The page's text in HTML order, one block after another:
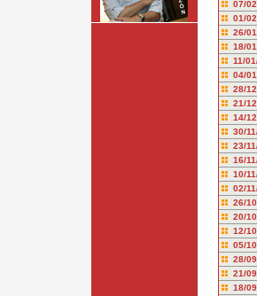
07/
01/
26/
18/
11/
04/
28/
21/
14/
30/
23/
16/
10/
02/
26/
20/
12/
05/
28/
21/
18/